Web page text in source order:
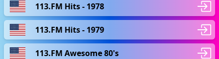
113.FM Hits - 1978
113.FM Hits - 1979
113.FM Awesome 80's